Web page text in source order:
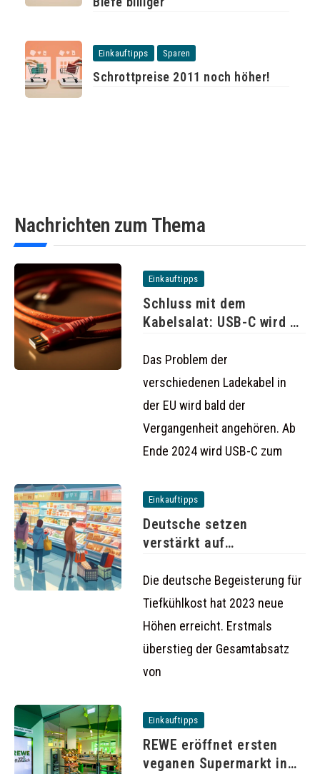
Einkauftipps Sparen
Schrottpreise 2011 noch höher!
Nachrichten zum Thema
Einkauftipps
Schluss mit dem
Kabelsalat: USB-C wird ab
Das Problem der
verschiedenen Ladekabel in
der EU wird bald der
Vergangenheit angehören. Ab
Ende 2024 wird USB-C zum
Einkauftipps
Deutsche setzen
verstärkt auf
steigt auf
Die deutsche Begeisterung für
Tiefkühlkost hat 2023 neue
Höhen erreicht. Erstmals
überstieg der Gesamtabsatz
von
Einkauftipps
REWE eröffnet ersten
veganen Supermarkt in